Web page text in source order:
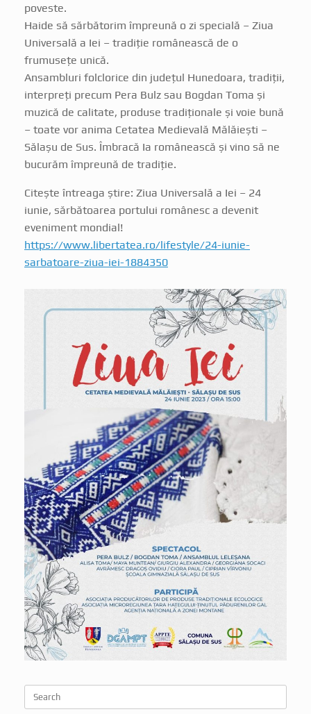
poveste.
Haide să sărbătorim împreună o zi specială – Ziua
Universală a Iei – tradiţie românească de o
frumuseţe unică.
Ansambluri folclorice din județul Hunedoara, tradiții,
interpreți precum Pera Bulz sau Bogdan Toma și
muzică de calitate, produse tradiționale și voie bună
– toate vor anima Cetatea Medievală Mălăiești –
Sălașu de Sus. Îmbracă Ia românească și vino să ne
bucurăm împreună de tradiție.
Citeşte întreaga ştire: Ziua Universală a Iei – 24
iunie, sărbătoarea portului românesc a devenit
eveniment mondial!
https://www.libertatea.ro/lifestyle/24-iunie-
sarbatoare-ziua-iei-1884350